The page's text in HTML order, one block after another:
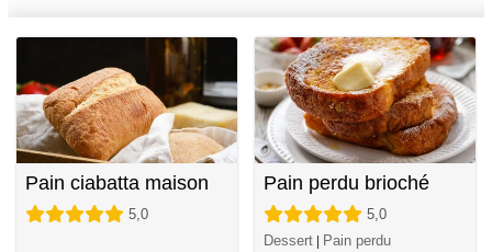
Pain ciabatta maison
5,0
Pain perdu brioché
5,0
Dessert | Pain perdu